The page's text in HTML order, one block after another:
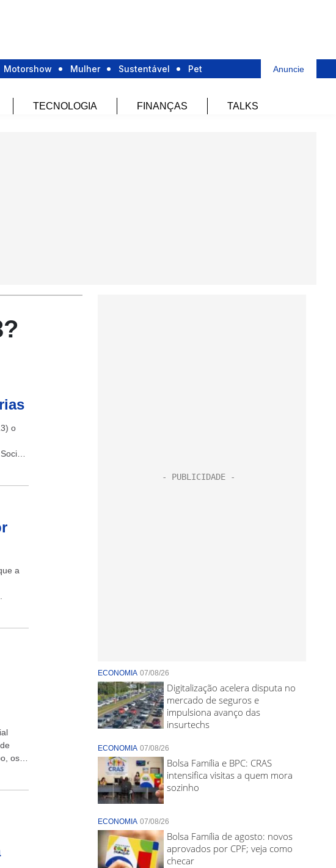
Motorshow Mulher Sustentável Pet Anuncie
TECNOLOGIA FINANÇAS TALKS
o
a
os
ECONOMIA 07/08/26
Digitalização acelera disputa no
mercado de seguros e
impulsiona avanço das
insurtechs
ECONOMIA 07/08/26
Bolsa Família e BPC: CRAS
intensifica visitas a quem mora
sozinho
ECONOMIA 07/08/26
Bolsa Família de agosto: novos
aprovados por CPF; veja como
checar